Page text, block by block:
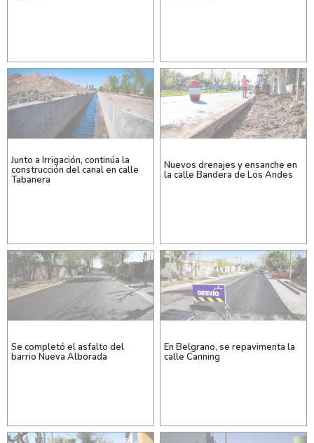
Junto a Irrigación, continúa la
construcción del canal en calle
Tabanera
Nuevos drenajes y ensanche en
la calle Bandera de Los Andes
Se completó el asfalto del
barrio Nueva Alborada
En Belgrano, se repavimenta la
calle Canning